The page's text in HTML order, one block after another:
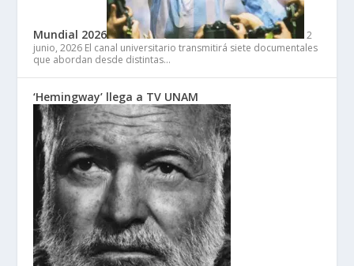
Mundial 2026
2
junio, 2026 El canal universitario transmitirá siete documentales
que abordan desde distintas…
‘Hemingway’ llega a TV UNAM